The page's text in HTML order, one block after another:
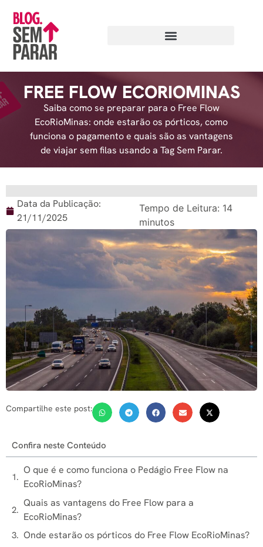
FREE FLOW ECORIOMINAS
Saiba como se preparar para o Free Flow
EcoRioMinas: onde estarão os pórticos, como
funciona o pagamento e quais são as vantagens
de viajar sem filas usando a Tag Sem Parar.
Data da Publicação:
21/11/2025
Tempo de Leitura: 14
minutos
Compartilhe este post:
Confira neste Conteúdo
O que é e como funciona o Pedágio Free Flow na
EcoRioMinas?
Quais as vantagens do Free Flow para a
EcoRioMinas?
Onde estarão os pórticos do Free Flow EcoRioMinas?